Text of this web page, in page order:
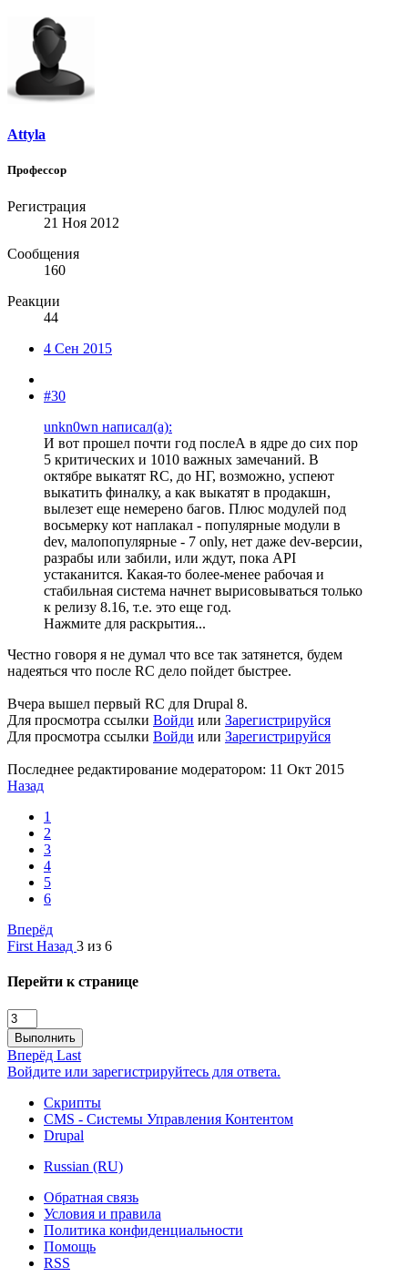
Attyla
Профессор
Регистрация
21 Ноя 2012
Сообщения
160
Реакции
44
4 Сен 2015
#30
unkn0wn написал(а):
И вот прошел почти год послеА в ядре до сих пор
5 критических и 1010 важных замечаний. В
октябре выкатят RC, до НГ, возможно, успеют
выкатить финалку, а как выкатят в продакшн,
вылезет еще немерено багов. Плюс модулей под
восьмерку кот наплакал - популярные модули в
dev, малопопулярные - 7 only, нет даже dev-версии,
разрабы или забили, или ждут, пока API
устаканится. Какая-то более-менее рабочая и
стабильная система начнет вырисовываться только
к релизу 8.16, т.е. это еще год.
Нажмите для раскрытия...
Честно говоря я не думал что все так затянется, будем
надеяться что после RC дело пойдет быстрее.
Вчера вышел первый RC для Drupal 8.
Для просмотра ссылки Войди или Зарегистрируйся
Для просмотра ссылки Войди или Зарегистрируйся
Последнее редактирование модератором: 11 Окт 2015
Назад
1
2
3
4
5
6
Вперёд
First Назад 3 из 6
Перейти к странице
Выполнить
Вперёд Last
Войдите или зарегистрируйтесь для ответа.
Скрипты
CMS - Системы Управления Контентом
Drupal
Russian (RU)
Обратная связь
Условия и правила
Политика конфиденциальности
Помощь
RSS